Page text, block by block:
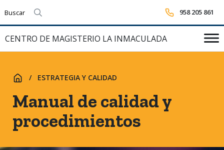
Realizar búsqueda 958 205 861
CENTRO DE MAGISTERIO LA INMACULADA
INICIO
ESTRATEGIA Y CALIDAD
Manual de calidad y
procedimientos